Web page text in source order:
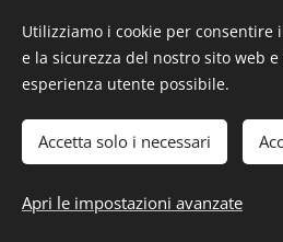
© 2019 ILMondodeiMaterassi, Via
Cookies
Utilizziamo i cookie per
e la sicurezza del nostro sito web
esperienza utente possibile.
Accetta solo i necessari
Apri le impostazioni avanzate